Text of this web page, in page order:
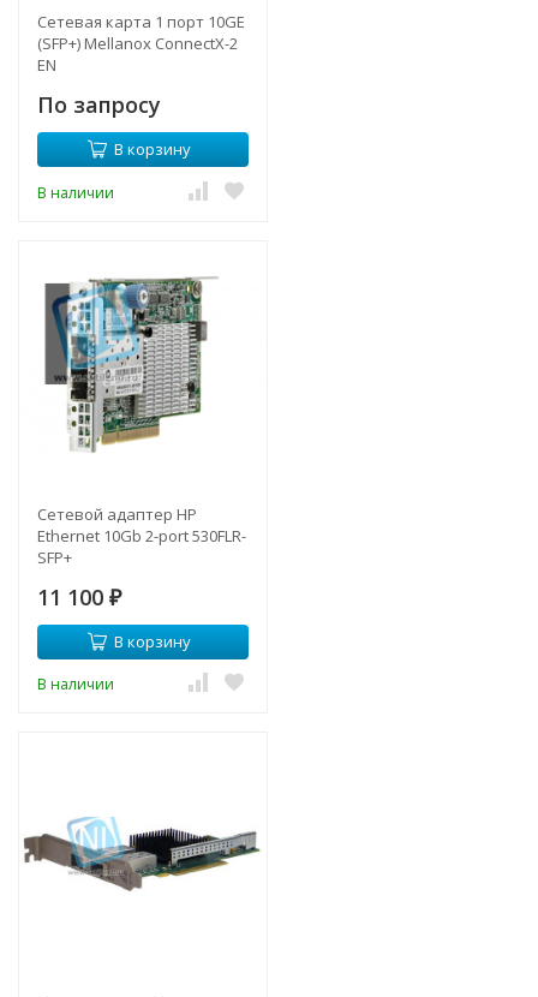
Сетевая карта 1 порт 10GE
(SFP+) Mellanox ConnectX-2
EN
По запросу
В корзину
В наличии
Сетевой адаптер HP
Ethernet 10Gb 2-port 530FLR-
SFP+
11 100 ₽
В корзину
В наличии